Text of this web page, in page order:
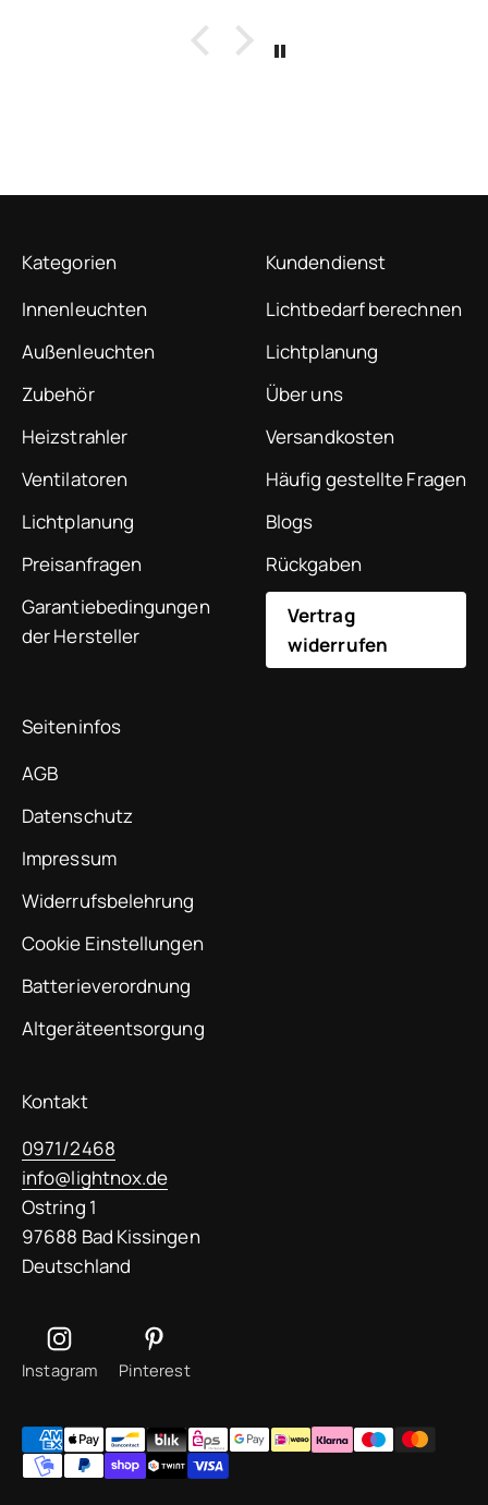
Kategorien
Innenleuchten
Außenleuchten
Zubehör
Heizstrahler
Ventilatoren
Lichtplanung
Preisanfragen
Garantiebedingungen
der Hersteller
Kundendienst
Lichtbedarf berechnen
Lichtplanung
Über uns
Versandkosten
Häufig gestellte Fragen
Blogs
Rückgaben
Vertrag
widerrufen
Seiteninfos
AGB
Datenschutz
Impressum
Widerrufsbelehrung
Cookie Einstellungen
Batterieverordnung
Altgeräteentsorgung
Kontakt
0971/2468
info@lightnox.de
Ostring 1
97688 Bad Kissingen
Deutschland
Instagram Pinterest